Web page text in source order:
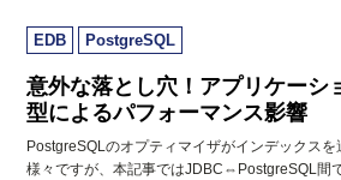
EDB PostgreSQL
意外な落とし穴！アプリケー
型によるパフォーマンス影響
PostgreSQLのオプティマイザがインデックス
様々ですが、本記事ではJDBC⇔PostgreSQL間